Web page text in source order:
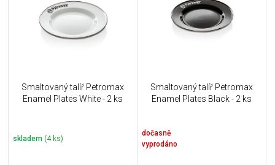
Smaltovaný talíř Petromax
Enamel Plates White - 2 ks
skladem (4 ks)
Smaltovaný talíř Petromax
Enamel Plates Black - 2 ks
dočasně
vyprodáno